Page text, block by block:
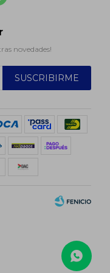
novedades!
SUSCRIBIRME